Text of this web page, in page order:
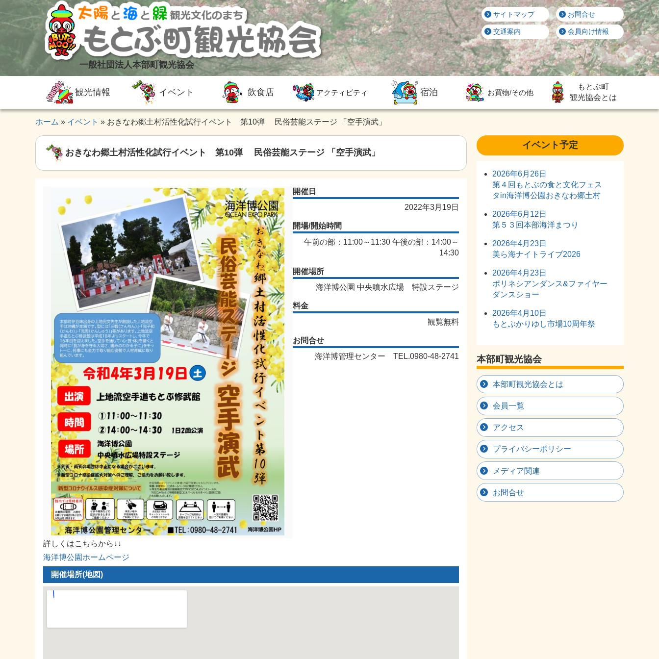
一般社団法人本部町観光協会
サイトマップ
交通案内
お問合せ
会員向け情報
観光情報 イベント 飲食店 アクティビティ 宿泊 お買物/その他
もとぶ町
観光協会とは
ホーム イベント おきなわ郷土村活性化試行イベント 第10弾 民俗芸能ステージ 「空手演武」
おきなわ郷土村活性化試行イベント 第10弾 民俗芸能ステージ 「空手演武」
開催日
2022年3月19日
開場/開始時間
午前の部：11:00～11:30 午後の部：14:00～
14:30
開催場所
海洋博公園 中央噴水広場 特設ステージ
料金
観覧無料
お問合せ
海洋博管理センター TEL.0980-48-2741
詳しくはこちらから↓↓
海洋博公園ホームページ
開催場所(地図)
イベント予定
2026年6月26日
第４回もとぶの食と文化フェス
タin海洋博公園おきなわ郷土村
2026年6月12日
第５３回本部海洋まつり
2026年4月23日
美ら海ナイトライブ2026
2026年4月23日
ポリネシアンダンス&ファイヤー
ダンスショー
2026年4月10日
もとぶかりゆし市場10周年祭
本部町観光協会
本部町観光協会とは
会員一覧
アクセス
プライバシーポリシー
メディア関連
お問合せ